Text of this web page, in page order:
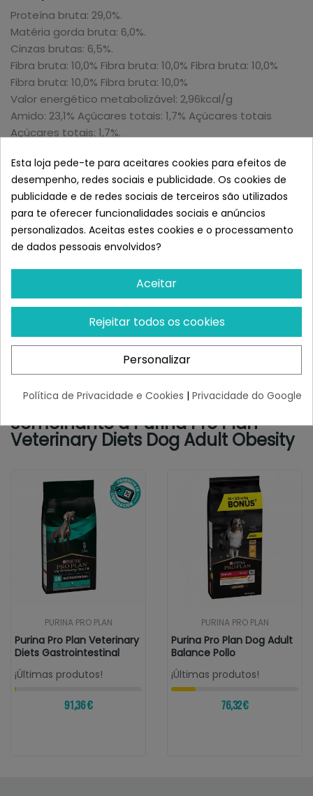
Proteína bruta: 29,0%.
Matéria gorda bruta: 6,0%.
Cinzas brutas: 6,5%.
Fibra bruta: 10,0% Fibra bruta: 10,0% Fibra bruta: 10,0%
Fibra bruta: 10,0% Fibra bruta: 10,0%
Valor energético metabolizável: 2,96kcal/g
Amido: 23,1% Açúcares totais: 1,7% Açúcares totais
Açúcares totais: 1,7%.
UI/kg:
Vit. A: 34 000
Vit. D3: 1 100
Vit. E: 350
mg/kg:
Sulfato de ferro(II)
mono-hidratado: (Fe: 120)
Iodato de cálcio anidro: (I: 1,9)
Sulfato de cobre(II)
pentahidratado: (Cu: 13)
Sulfato de manganês
mono-hidratado: (Mn: 46)
Sulfato de zinco
mono-hidratado: (Zn: 110)
Semelhante a Purina Pro Plan
Veterinary Diets Dog Adult Obesity
PURINA PRO PLAN
Purina Pro Plan Veterinary
Diets Gastrointestinal
¡Últimas produtos!
91,36 €
PURINA PRO PLAN
Purina Pro Plan Dog Adult
Balance Pollo
¡Últimas produtos!
76,32 €
Esta loja pede-te para aceitares cookies para efeitos de
desempenho, redes sociais e publicidade. Os cookies de
publicidade e de redes sociais de terceiros são utilizados
para te oferecer funcionalidades sociais e anúncios
personalizados. Aceitas estes cookies e o processamento
de dados pessoais envolvidos?
Aceitar
Rejeitar todos os cookies
Personalizar
Política de Privacidade e Cookies | Privacidade do Google